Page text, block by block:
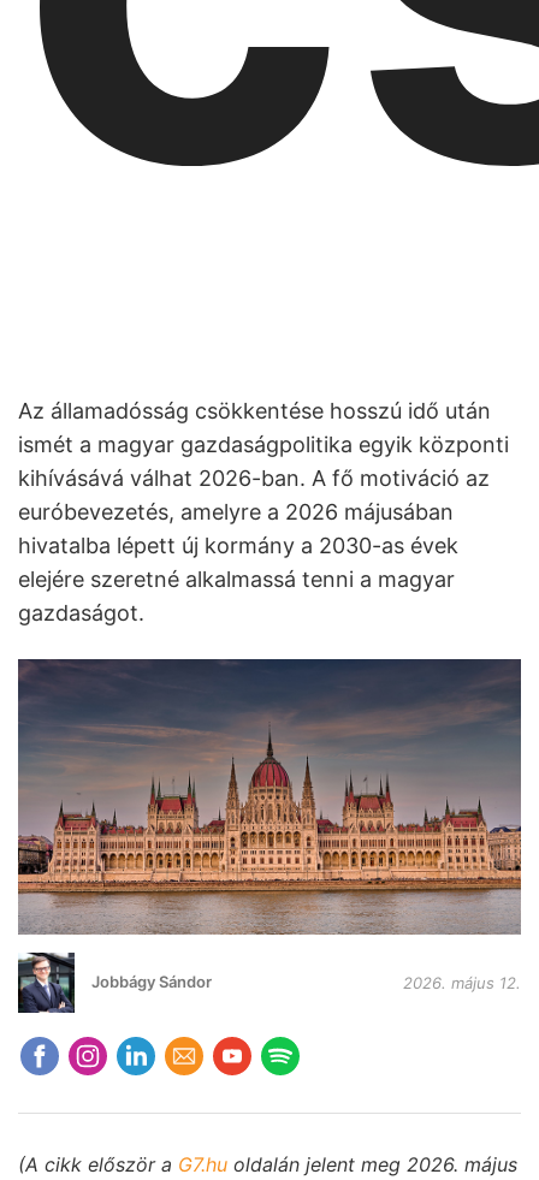
Az államadósság csökkentése hosszú idő után
ismét a magyar gazdaságpolitika egyik központi
kihívásává válhat 2026-ban. A fő motiváció az
euróbevezetés, amelyre a 2026 májusában
hivatalba lépett új kormány a 2030-as évek
elejére szeretné alkalmassá tenni a magyar
gazdaságot.
Jobbágy Sándor 2026. május 12.
(A cikk először a G7.hu oldalán jelent meg 2026. május